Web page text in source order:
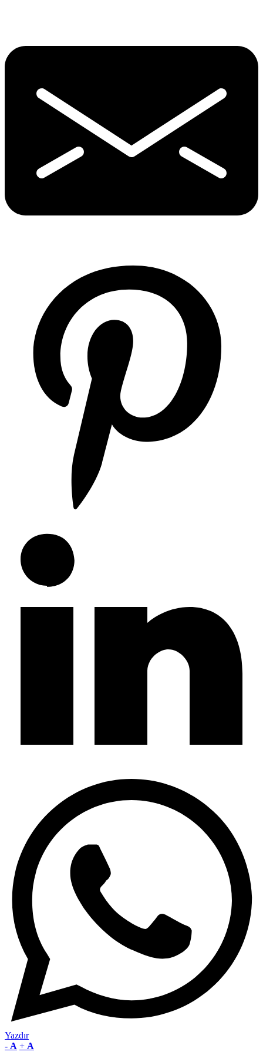
Yazdır
- A + A